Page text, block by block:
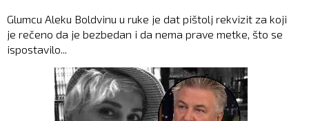
Glumcu Aleku Boldvinu u ruke je dat pištolj rekvizit za koji
je rečeno da je bezbedan i da nema prave metke, što se
ispostavilo...